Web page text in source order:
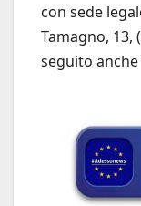
con sede
Tamagno, 13,
seguito anche